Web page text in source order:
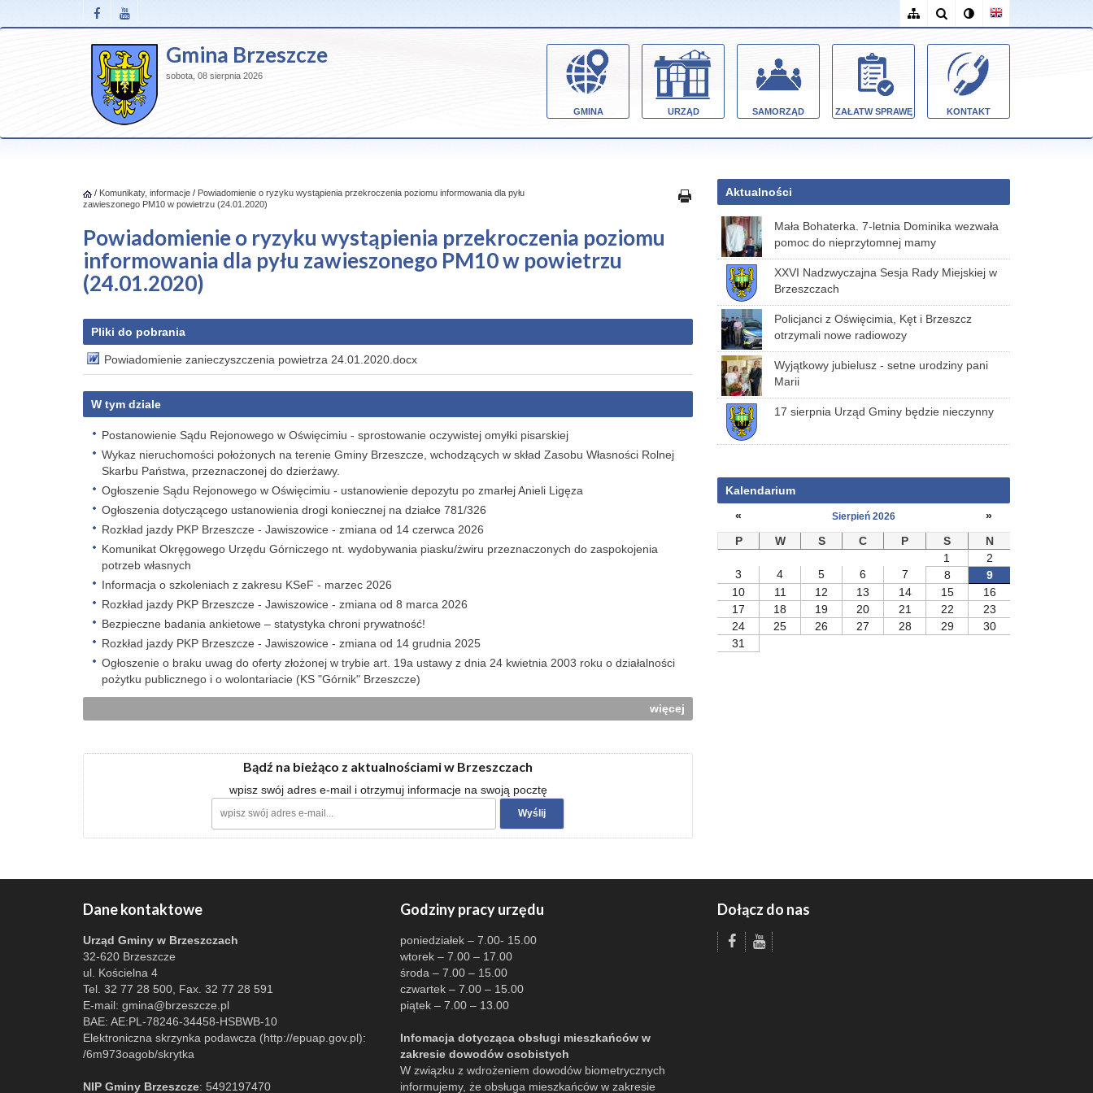
Gmina Brzeszcze
sobota, 08 sierpnia 2026
GMINA URZĄD SAMORZĄD ZAŁATW SPRAWĘ KONTAKT
/ Komunikaty, informacje / Powiadomienie o ryzyku wystąpienia przekroczenia poziomu informowania dla pyłu
zawieszonego PM10 w powietrzu (24.01.2020)
Powiadomienie o ryzyku wystąpienia przekroczenia poziomu
informowania dla pyłu zawieszonego PM10 w powietrzu
(24.01.2020)
Pliki do pobrania
Powiadomienie zanieczyszczenia powietrza 24.01.2020.docx
W tym dziale
Postanowienie Sądu Rejonowego w Oświęcimiu - sprostowanie oczywistej omyłki pisarskiej
Wykaz nieruchomości położonych na terenie Gminy Brzeszcze, wchodzących w skład Zasobu Własności Rolnej
Skarbu Państwa, przeznaczonej do dzierżawy.
Ogłoszenie Sądu Rejonowego w Oświęcimiu - ustanowienie depozytu po zmarłej Anieli Ligęza
Ogłoszenia dotyczącego ustanowienia drogi koniecznej na działce 781/326
Rozkład jazdy PKP Brzeszcze - Jawiszowice - zmiana od 14 czerwca 2026
Komunikat Okręgowego Urzędu Górniczego nt. wydobywania piasku/żwiru przeznaczonych do zaspokojenia
potrzeb własnych
Informacja o szkoleniach z zakresu KSeF - marzec 2026
Rozkład jazdy PKP Brzeszcze - Jawiszowice - zmiana od 8 marca 2026
Bezpieczne badania ankietowe – statystyka chroni prywatność!
Rozkład jazdy PKP Brzeszcze - Jawiszowice - zmiana od 14 grudnia 2025
Ogłoszenie o braku uwag do oferty złożonej w trybie art. 19a ustawy z dnia 24 kwietnia 2003 roku o działalności
pożytku publicznego i o wolontariacie (KS "Górnik" Brzeszcze)
więcej
Bądź na bieżąco z aktualnościami w Brzeszczach
wpisz swój adres e-mail i otrzymuj informacje na swoją pocztę
Aktualności
Mała Bohaterka. 7-letnia Dominika wezwała
pomoc do nieprzytomnej mamy
XXVI Nadzwyczajna Sesja Rady Miejskiej w
Brzeszczach
Policjanci z Oświęcimia, Kęt i Brzeszcz
otrzymali nowe radiowozy
Wyjątkowy jubielusz - setne urodziny pani
Marii
17 sierpnia Urząd Gminy będzie nieczynny
Kalendarium
«
Sierpień 2026
»
P
W S C P S
N
1
2
3
4 5 6 7 8
9
10
11 12 13 14 15
16
17
18 19 20 21 22
23
24
25 26 27 28 29
30
31
Dane kontaktowe
Urząd Gminy w Brzeszczach
32-620 Brzeszcze
ul. Kościelna 4
Tel. 32 77 28 500, Fax. 32 77 28 591
E-mail: gmina@brzeszcze.pl
BAE: AE:PL-78246-34458-HSBWB-10
Elektroniczna skrzynka podawcza (http://epuap.gov.pl):
/6m973oagob/skrytka
NIP Gminy Brzeszcze: 5492197470
Godziny pracy urzędu
poniedziałek – 7.00- 15.00
wtorek – 7.00 – 17.00
środa – 7.00 – 15.00
czwartek – 7.00 – 15.00
piątek – 7.00 – 13.00
Infomacja dotycząca obsługi mieszkańców w
zakresie dowodów osobistych
W związku z wdrożeniem dowodów biometrycznych
informujemy, że obsługa mieszkańców w zakresie
Dołącz do nas